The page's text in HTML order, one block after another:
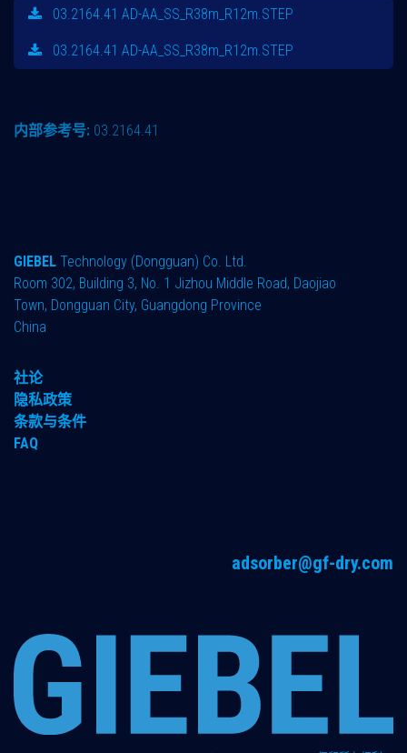
03.2164.41 AD-AA_SS_R38m_R12m.STEP
03.2164.41 AD-AA_SS_R38m_R12m.STEP
内部参考号: 03.2164.41
GIEBEL Technology (Dongguan) Co. Ltd.
Room 302, Building 3, No. 1 Jizhou Middle Road, Daojiao
Town, Dongguan City, Guangdong Province
China
社论
隐私政策
条款与条件
FAQ
adsorber@gf-dry.com